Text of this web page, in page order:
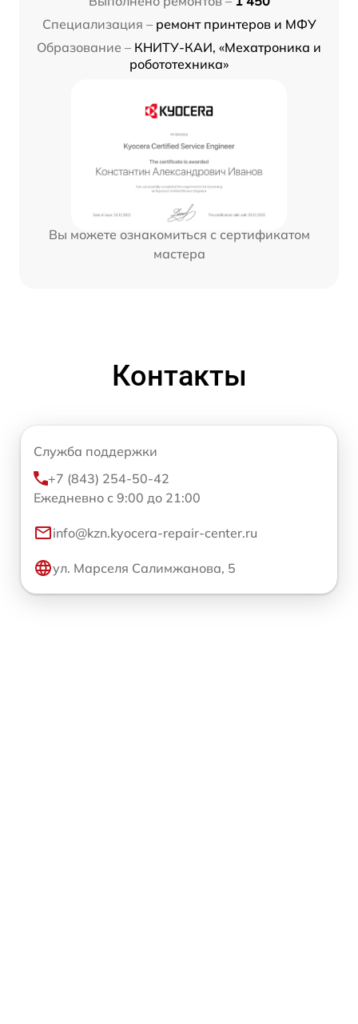
Специализация – ремонт принтеров и МФУ
Образование – КНИТУ-КАИ, «Мехатроника и
робототехника»
Вы можете ознакомиться с сертификатом
мастера
Контакты
Служба поддержки
+7 (843) 254-50-42
Ежедневно с 9:00 до 21:00
info@kzn.kyocera-repair-center.ru
ул. Марселя Салимжанова, 5